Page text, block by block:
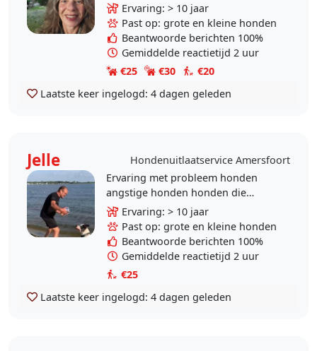
Ervaring: > 10 jaar
Past op: grote en kleine honden
Beantwoorde berichten 100%
Gemiddelde reactietijd 2 uur
€25
€30
€20
Laatste keer ingelogd: 4 dagen geleden
Jelle
Hondenuitlaatservice Amersfoort
Ervaring met probleem honden
angstige honden honden die
moeilijk ontspannen altijd dier
vriendelijke benadering
Ervaring: > 10 jaar
Past op: grote en kleine honden
Beantwoorde berichten 100%
Gemiddelde reactietijd 2 uur
€25
Laatste keer ingelogd: 4 dagen geleden